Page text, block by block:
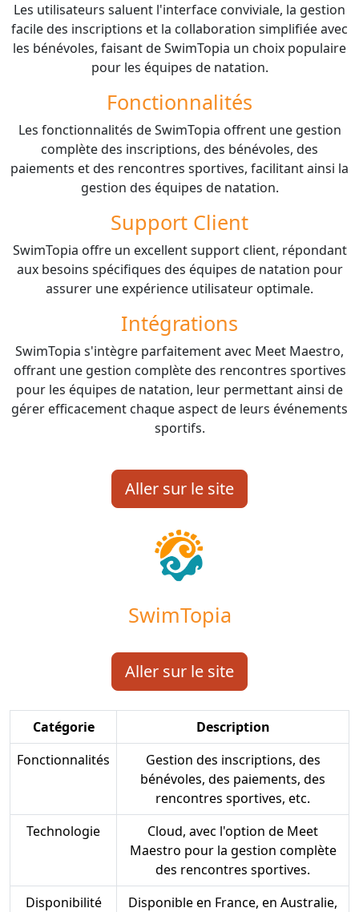
Les utilisateurs saluent l'interface conviviale, la gestion
facile des inscriptions et la collaboration simplifiée avec
les bénévoles, faisant de SwimTopia un choix populaire
pour les équipes de natation.
Fonctionnalités
Les fonctionnalités de SwimTopia offrent une gestion
complète des inscriptions, des bénévoles, des
paiements et des rencontres sportives, facilitant ainsi la
gestion des équipes de natation.
Support Client
SwimTopia offre un excellent support client, répondant
aux besoins spécifiques des équipes de natation pour
assurer une expérience utilisateur optimale.
Intégrations
SwimTopia s'intègre parfaitement avec Meet Maestro,
offrant une gestion complète des rencontres sportives
pour les équipes de natation, leur permettant ainsi de
gérer efficacement chaque aspect de leurs événements
sportifs.
Aller sur le site
SwimTopia
Aller sur le site
Catégorie
Description
Fonctionnalités
Gestion des inscriptions, des
bénévoles, des paiements, des
rencontres sportives, etc.
Technologie
Cloud, avec l'option de Meet
Maestro pour la gestion complète
des rencontres sportives.
Disponibilité
Disponible en France, en Australie,